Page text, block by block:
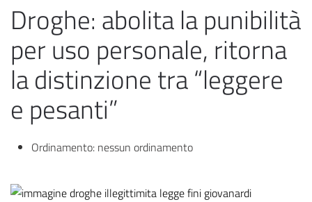
Droghe: abolita la punibilità
per uso personale, ritorna
la distinzione tra “leggere
e pesanti”
Ordinamento: nessun ordinamento